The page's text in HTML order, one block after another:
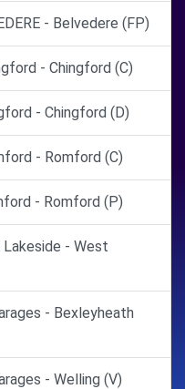
- Belvedere (FP)
- Chingford (C)
- Chingford (D)
- Romford (C)
- Romford (P)
- West
- Bexleyheath
- Welling (V)